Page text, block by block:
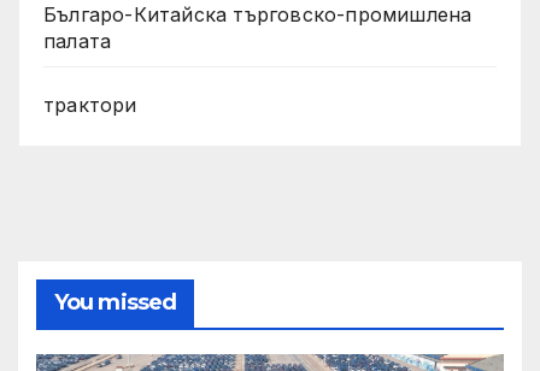
Българо-Китайска търговско-промишлена
палата
трактори
You missed